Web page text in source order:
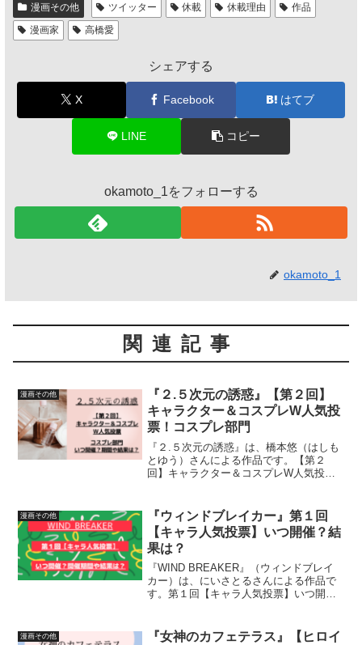
漫画その他 ツイッター 休載 休載理由
作品
漫画家
高橋愛
シェアする
X Facebook はてブ
LINE コピー
okamoto_1をフォローする
okamoto_1
関連記事
漫画その他
『２.５次元の誘惑』【第２回】
キャラクター＆コスプレW人気投
票！コスプレ部門
『２.５次元の誘惑』は、橋本悠（はしも
とゆう）さんによる作品です。【第２
回】キャラクター＆コスプレW人気投票
漫画その他
『ウィンドブレイカー』第１回
【キャラ人気投票】いつ開催？結
果は？
『WIND BREAKER』（ウィンドブレイ
カー）は、にいさとるさんによる作品で
す。第１回【キャラ人気投票】いつ開催
漫画その他
『女神のカフェテラス』【ヒロイ